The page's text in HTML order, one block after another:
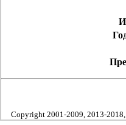
Copyright 2001-2009, 2013-